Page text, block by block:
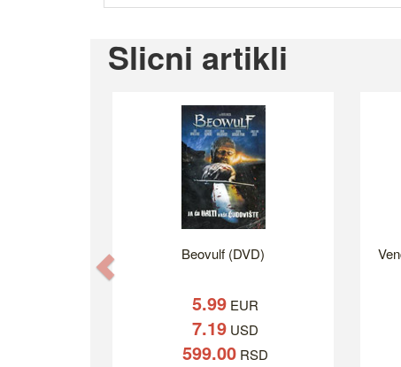
Slicni artikli
Beovulf (DVD)
5.99 EUR
7.19 USD
599.00 RSD
Previous